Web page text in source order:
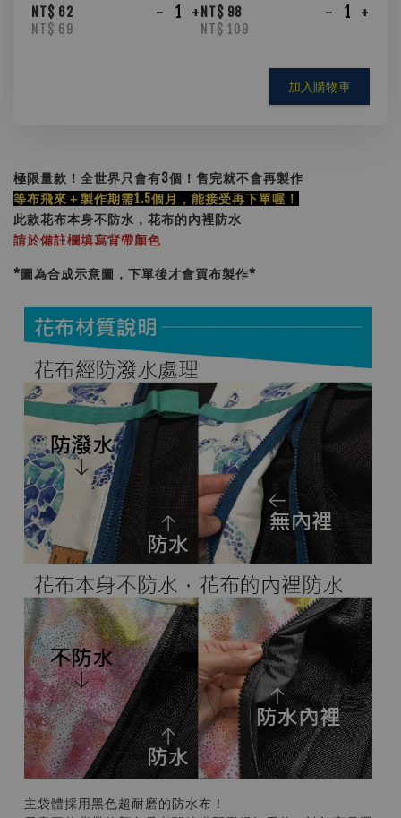
NT$ 62
NT$ 69
- + NT$ 98
NT$ 109
- +
加入購物車
極限量款！全世界只會有3個！售完就不會再製作
等布飛來＋製作期需1.5個月，能接受再下單喔！
此款花布本身不防水，花布的內裡防水
請於備註欄填寫背帶顏色
*圖為合成示意圖，下單後才會買布製作*
主袋體採用黑色超耐磨的防水布！